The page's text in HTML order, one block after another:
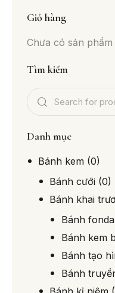
Giỏ hàng
Chưa có sản
Tìm kiếm
Danh mục
Bánh kem (0)
Bánh cưới (0)
Bánh khai
Bánh
Bánh kem
Bánh tạo
Bánh